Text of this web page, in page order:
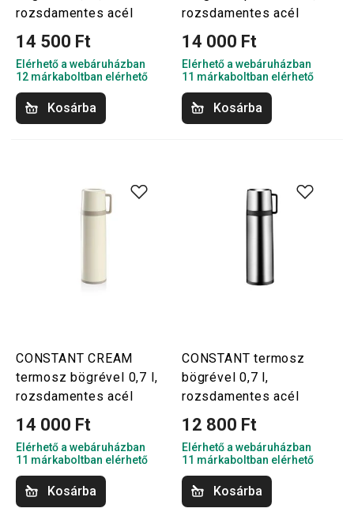
rozsdamentes acél
14 500 Ft
Elérhető a webáruházban
12 márkaboltban elérhető
Kosárba
rozsdamentes acél
14 000 Ft
Elérhető a webáruházban
11 márkaboltban elérhető
Kosárba
CONSTANT CREAM
termosz bögrével 0,7 l,
rozsdamentes acél
14 000 Ft
Elérhető a webáruházban
11 márkaboltban elérhető
Kosárba
CONSTANT termosz
bögrével 0,7 l,
rozsdamentes acél
12 800 Ft
Elérhető a webáruházban
11 márkaboltban elérhető
Kosárba